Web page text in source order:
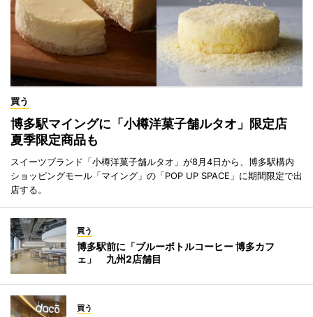
買う
博多駅マイングに「小樽洋菓子舗ルタオ」限定店
夏季限定商品も
スイーツブランド「小樽洋菓子舗ルタオ」が8月4日から、博多駅構内
ショッピングモール「マイング」の「POP UP SPACE」に期間限定で出
店する。
買う
博多駅前に「ブルーボトルコーヒー 博多カフ
ェ」 九州2店舗目
買う